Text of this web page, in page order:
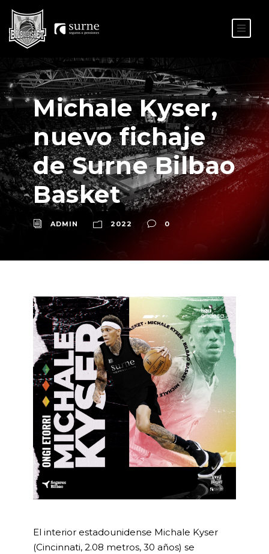
Michale Kyser,
nuevo fichaje
de Surne Bilbao
Basket
ADMIN 2022 0
El interior estadounidense Michale Kyser
(Cincinnati, 2.08 metros, 30 años) se